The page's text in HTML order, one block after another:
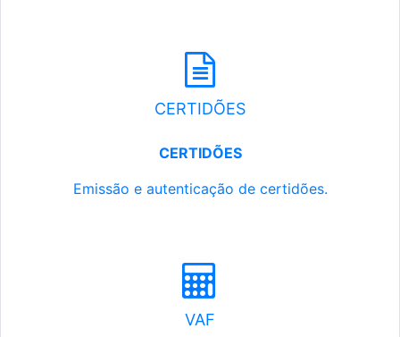
CERTIDÕES
CERTIDÕES
Emissão e autenticação de certidões.
VAF